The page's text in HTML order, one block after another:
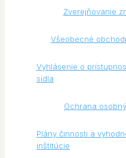
Zverejňovanie
Všeobecné
Vyhlásenie o
sídla
Ochrana
Plány činnosti a
inštitúcie